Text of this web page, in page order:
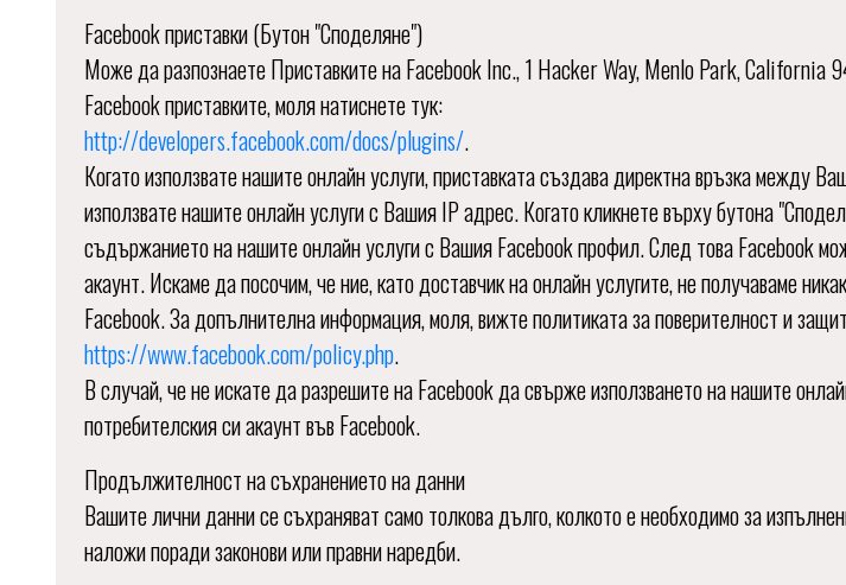
Facebook приставки (Бутон "Споделяне")
Може да разпознаете Приставките на Facebook Inc., 1 Hacker Way, Menlo Park,
Facebook приставките, моля натиснете тук:
http://developers.facebook.com/docs/plugins/.
Когато използвате нашите онлайн услуги, приставката създава директна връзка между
използвате нашите онлайн услуги с Вашия IP адрес. Когато кликнете върху бутона
съдържанието на нашите онлайн услуги с Вашия Facebook профил. След това Facebook
акаунт. Искаме да посочим, че ние, като доставчик на онлайн услугите, не получаваме
Facebook. За допълнителна информация, моля, вижте политиката за поверителност и
https://www.facebook.com/policy.php.
В случай, че не искате да разрешите на Facebook да свърже използването на нашите
потребителския си акаунт във Facebook.
Продължителност на съхранението на данни
Вашите лични данни се съхраняват само толкова дълго, колкото е необходимо за
наложи поради законови или правни наредби.